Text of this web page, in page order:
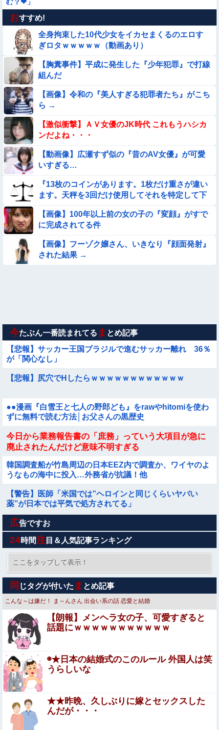
む？❤」
【動画】アンドロイドみたいな女子小学生が発見される
★★同格のように語られてるけど実際は『雲泥の差』があるも
のと言えば？
【画像】新人AV女優さん、ジブリキャラのコスプレでチンポ
を硬めてくるｗｗｗｗｗｗｗ
【画像】巨大マンボウの稚魚さん、金平糖みたいでカワイイｗ
【動画】デブの喧嘩 ガチでヤバい……
【朗報】メンヘラ女の子、可愛すぎると話題にｗｗｗｗｗｗｗ
ｗｗｗｗ
【動画】白人「日本で一番美味い食べ物はこれな、試してみ
ろ！飛ぶぞ」
【動画】こういう貧乳の陰女と付き合えますかｗｗｗｗｗｗｗ
【動画像】女の子「ウエスト？・・・60㎝だよ！」
【悲報】イッヌさん、飼い主の『レズプレイ』を見てドン引
き・・・
て炎上
おすすめ!
全身拘束した10代少女をイカセまくるのエロす
ぎロタｗｗｗｗｗ（動画あり）
【胸糞事件】平成に発生した『少年犯罪』で打線
組んだ
【画像】令和の『美人すぎる犯罪者たち』がこち
ら →
【激似衝撃】ＡＶ女優のJK時代 これもうハシカ
ンだよね・・・
【動画像】広瀬すず似の『昔のAV女優』が可愛
いすぎる…
『13枚のコインがあります。1枚だけ重さが違い
ます。天秤を3回だけ使用してそれを特定して下
【画像】100年以上前の女の子の『変顔』がすで
に完成されてる件
【画像】フーゾク嬢さん、いきなり『顔面発射』
された結果 →
今たぶん一番読まれてる ま とめ記事
【悲報】サッカー王国ブラジルで進むサッカー離れ 36％
が「関心なし」
【悲報】尻穴でHしたらｗｗｗｗｗｗｗｗｗｗｗｗ
●●漫画『白雪王と七人の野郎ども』をrawやhitomiを使わ
ずに無料で読む方法│お父さんの黒歴史
今日から業務報告書の「庶務」っていう大項目が急に
廃止されたんだけど意味不明すぎる
韓国調査船が竹島周辺の日本EEZ内で調査か、ワイヤのよ
うなもの海中に投入…外務省が抗議！他
【警告】医師「米国では”ヘロインと同じくらいヤバい
薬”が日本では平気で処方されてる」
【画像】 このハゲにやられたJKがたくさんいるという事
実
【驚愕】下半身麻痺の女とセフレになったんだがｗｗｗｗ
ｗｗｗｗwwww
女芸人の吉住さん（36）メイクしたら普通に美人の部類だ
ったと判明ｗｗｗｗｗｗｗｗｗ
【警告】医師「米国では”ヘロインと同じくらいヤバい
薬”が日本では平気で処方されてる」
【画像】 JCさん、足漕ぎボートで回遊中にアソコがモロ
見えになってしまうｗｗｗ
【画像】ロリコン大好き部、ワイのフォルダが火を噴くぜ
🍄💦
【悲報】女さん、歩行者を轢いた挙句、道路に倒れて
どえらいことになってしまうw w w w w w w
本田望結、お○ぱいがでかすぎて浴衣を突き破ってしま
広告ですお
24時間注 目＆人気記事ランキング
ここをタップして表示！
同 じタグが付いた ま とめ記事
こんな～は嫌だ！ ま～んさん 出会い系の話 恋愛と結婚
【朗報】メンヘラ女の子、可愛すぎると
話題にｗｗｗｗｗｗｗｗｗｗｗ
◉★日本の結婚式のこのルール 外国人は笑
うらしいな
★★昨晩、久しぶりに嫁とセックスした
んだが・・・